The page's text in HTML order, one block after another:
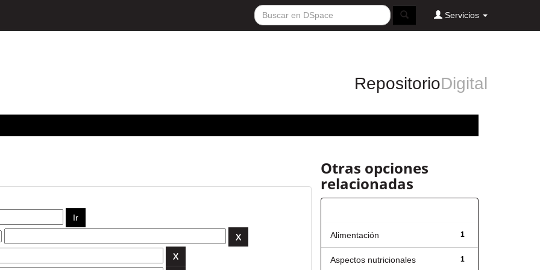
Servicios
RepositorioDigital
Otras opciones
relacionadas
1
Alimentación
1
Aspectos nutricionales